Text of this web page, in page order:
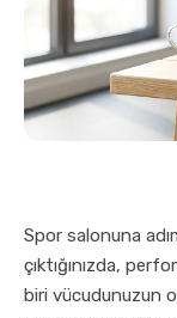
Çekirdek Kahve
Hindiba Kahvesi
Sporcu Kahveleri
Kahve Öğütücüleri
Tartı ve Ölçüler
Spor salonuna
çıktığınızda,
biri vücudunuzun